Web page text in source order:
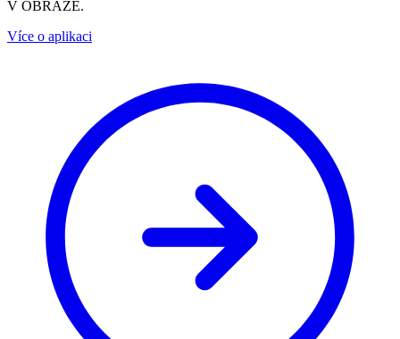
V OBRAZE.
Více o aplikaci